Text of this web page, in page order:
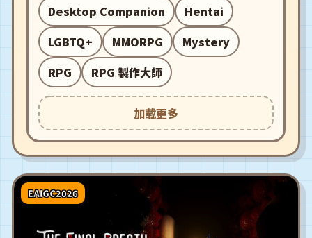
Desktop Companion
Hentai
LGBTQ+
MMORPG
Mystery
RPG
RPG 製作大師
加载更多
EAIGC2026